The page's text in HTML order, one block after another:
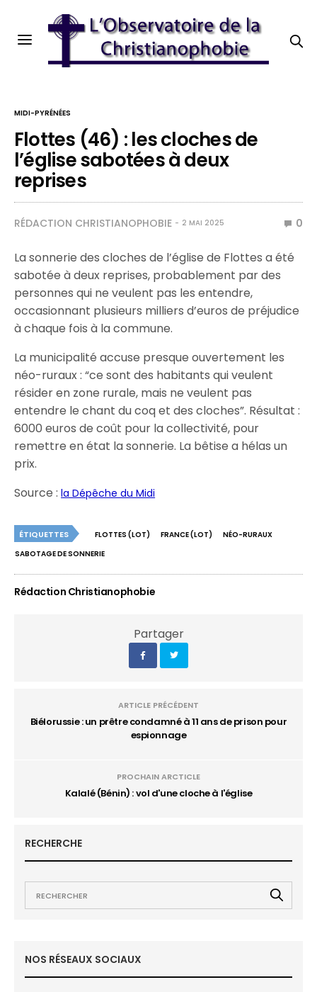
MIDI-PYRÉNÉES
Flottes (46) : les cloches de
l’église sabotées à deux
reprises
RÉDACTION CHRISTIANOPHOBIE 2 MAI 2025 0
La sonnerie des cloches de l’église de Flottes a été
sabotée à deux reprises, probablement par des
personnes qui ne veulent pas les entendre,
occasionnant plusieurs milliers d’euros de préjudice
à chaque fois à la commune.
La municipalité accuse presque ouvertement les
néo-ruraux : “ce sont des habitants qui veulent
résider en zone rurale, mais ne veulent pas
entendre le chant du coq et des cloches”. Résultat :
6000 euros de coût pour la collectivité, pour
remettre en état la sonnerie. La bêtise a hélas un
prix.
Source :la Dépêche du Midi
ÉTIQUETTES FLOTTES (LOT) FRANCE (LOT)
NÉO-RURAUX
SABOTAGE DE SONNERIE
Rédaction Christianophobie
Partager
ARTICLE PRÉCÉDENT
Biélorussie : un prêtre condamné à 11 ans de prison pour
espionnage
PROCHAIN ARCTICLE
Kalalé (Bénin) : vol d'une cloche à l'église
RECHERCHE
NOS RÉSEAUX SOCIAUX